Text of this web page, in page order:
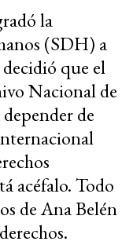
la
(SDH) a
que el
Nacional de
de
acéfalo. Todo
de Ana Belén